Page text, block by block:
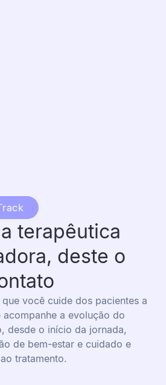
terapêutica
deste o
você cuide dos pacientes a
a evolução do
desde o início da jornada,
de bem-estar e cuidado e
tratamento.